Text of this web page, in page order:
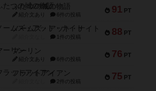
91 PT
ふたつの城の物語
紹介文あり 6件の投稿
88 PT
ノームズ・アット・ナイト
1件の投稿
76 PT
マーリン
紹介文あり 6件の投稿
75 PT
フラットアイアン
2件の投稿